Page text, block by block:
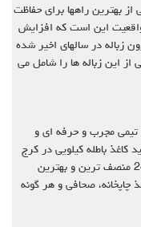
از بهترین راهها برای حفاظت
واقعیت این است که افزایش
زباله در سالهای اخیر شده
این زباله ها را شامل می
کاغذ باطله کیلویی در کرج شرکت کاغذ24 با تیمی مجرب و حرفه ای و
باطله کیلویی در کرج
در خدمت مشتریان گرامی می باشد . انبار کاغذ 24 منصف ترین و بهترین
چاپخانه، صحافی و هر گونه